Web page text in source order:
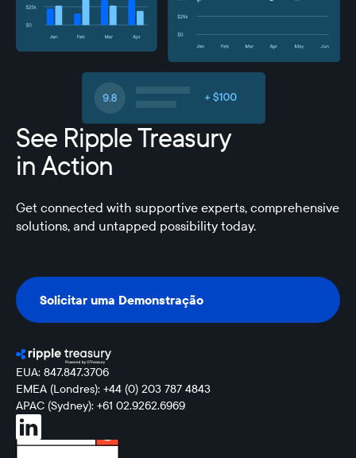
See Ripple Treasury
in Action
Get connected with supportive experts, comprehensive
solutions, and untapped possibility today.
Solicitar uma Demonstração
Solicitar uma Demonstração
EUA: 847.847.3706
EMEA (Londres): +44 (0) 203 787 4843
APAC (Sydney): +61 02.9262.6969